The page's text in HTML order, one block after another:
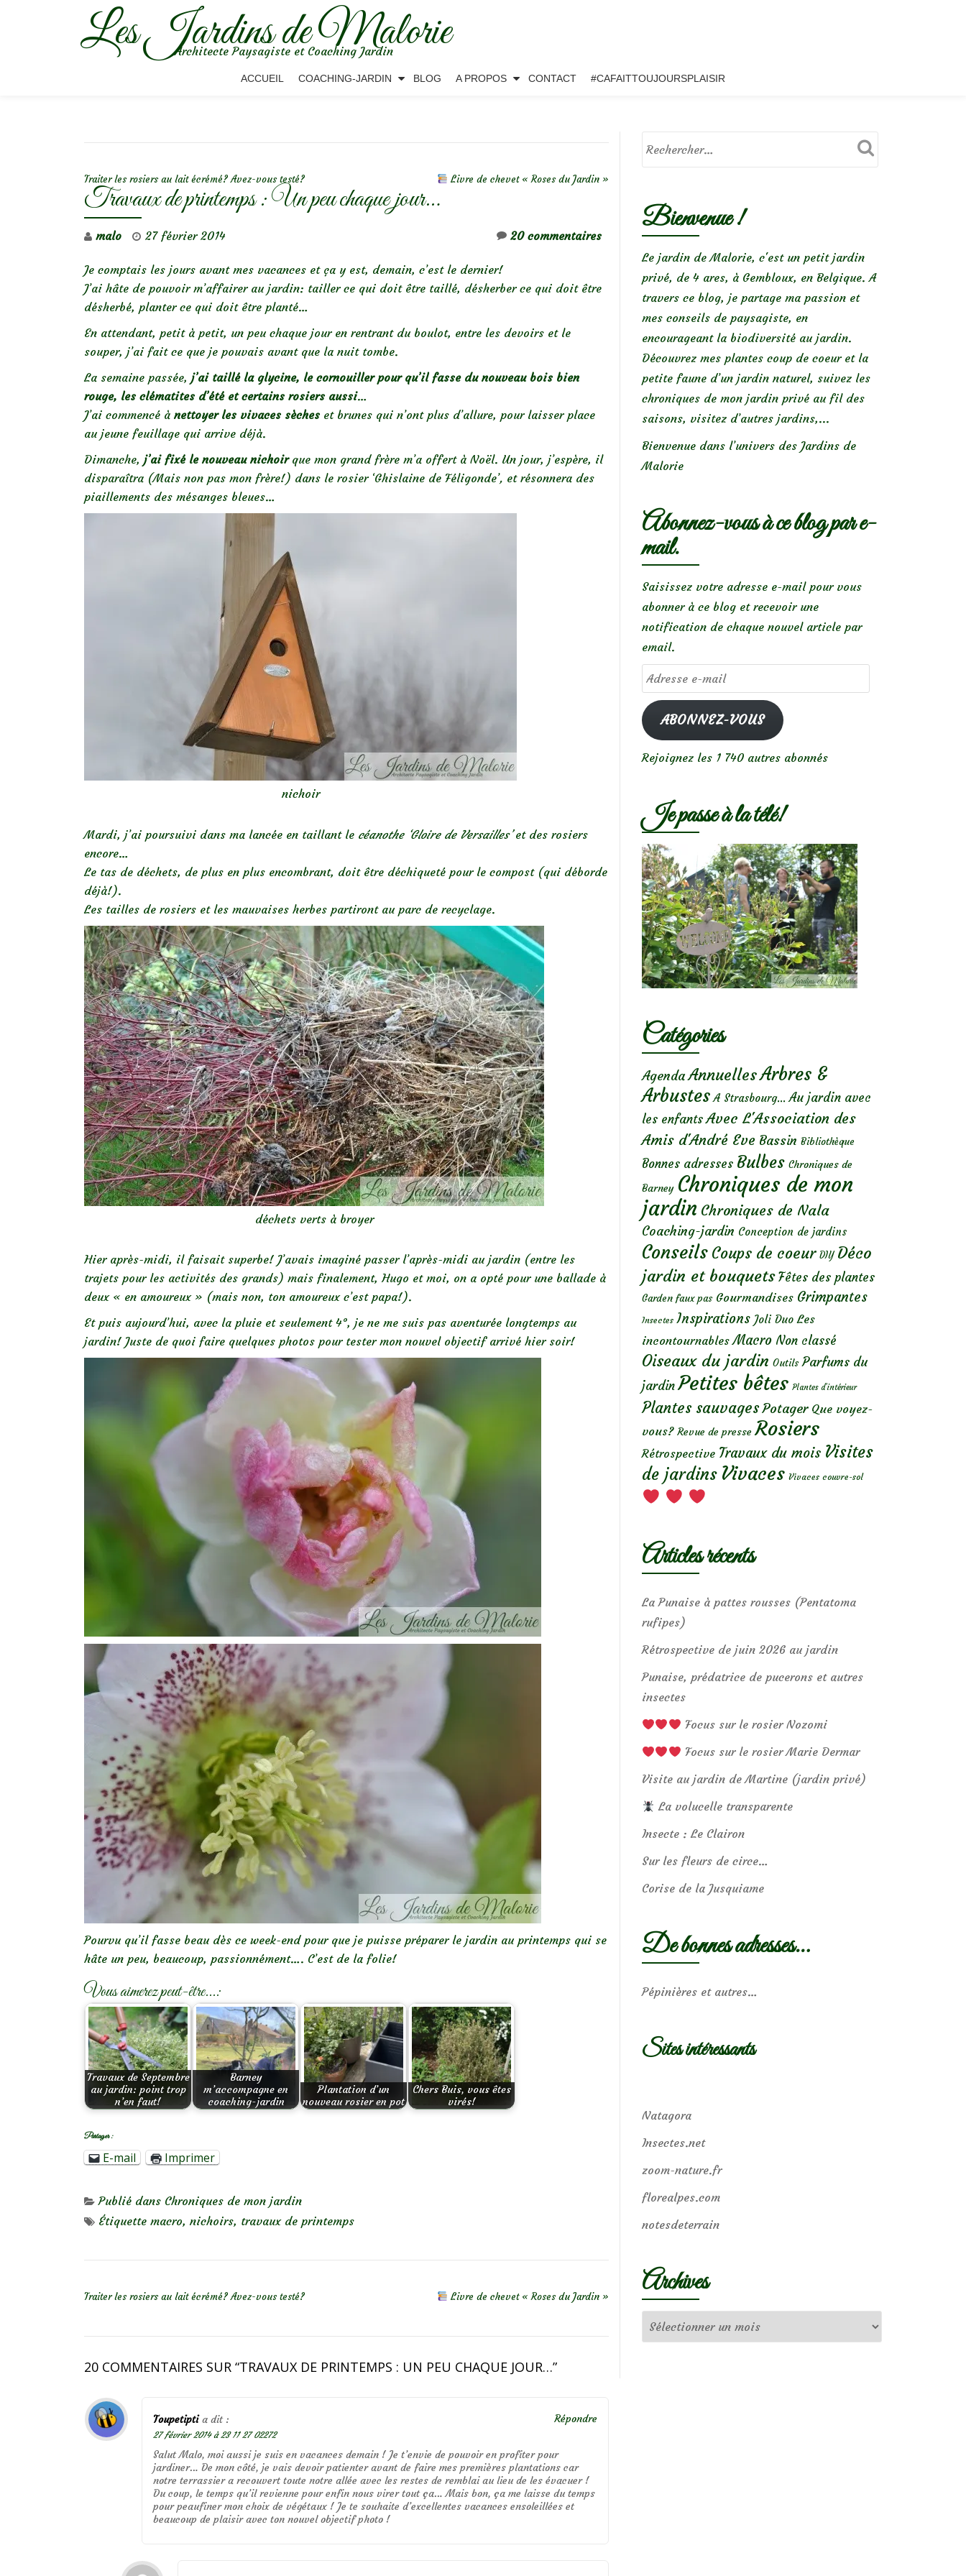
Les Jardins de Malorie
Architecte Paysagiste et Coaching Jardin
ACCUEIL COACHING-JARDIN BLOG A PROPOS CONTACT #CAFAITTOUJOURSPLAISIR
Traiter les rosiers au lait écrémé? Avez-vous testé? Livre de chevet « Roses du Jardin »
Travaux de printemps : Un peu chaque jour…
malo 27 février 2014 20 commentaires
Je comptais les jours avant mes vacances et ça y est, demain, c’est le dernier!
J’ai hâte de pouvoir m’affairer au jardin: tailler ce qui doit être taillé, désherber ce qui doit être
désherbé, planter ce qui doit être planté…
En attendant, petit à petit, un peu chaque jour en rentrant du boulot, entre les devoirs et le
souper, j’ai fait ce que je pouvais avant que la nuit tombe.
La semaine passée, j’ai taillé la glycine, le cornouiller pour qu’il fasse du nouveau bois bien
rouge, les clématites d’été et certains rosiers aussi…
J’ai commencé à nettoyer les vivaces sèches et brunes qui n’ont plus d’allure, pour laisser place
au jeune feuillage qui arrive déjà.
Dimanche, j’ai fixé le nouveau nichoirque mon grand frère m’a offert à Noël. Un jour, j’espère, il
disparaîtra (Mais non pas mon frère!) dans le rosier ‘Ghislaine de Féligonde’, et résonnera des
piaillements des mésanges bleues…
nichoir
Mardi, j’ai poursuivi dans ma lancée en taillant le céanothe ‘Gloire de Versailles’et des rosiers
encore…
Le tas de déchets, de plus en plus encombrant, doit être déchiqueté pour le compost (qui déborde
déjà!).
Les tailles de rosiers et les mauvaises herbes partiront au parc de recyclage.
déchets verts à broyer
Hier après-midi, il faisait superbe! J’avais imaginé passer l’après-midi au jardin (entre les
trajets pour les activités des grands) mais finalement, Hugo et moi, on a opté pour une ballade à
deux « en amoureux » (mais non, ton amoureux c’est papa!).
Et puis aujourd’hui, avec la pluie et seulement 4°, je ne me suis pas aventurée longtemps au
jardin! Juste de quoi faire quelques photos pour tester mon nouvel objectif arrivé hier soir!
Pourvu qu’il fasse beau dès ce week-end pour que je puisse préparer le jardin au printemps qui se
hâte un peu, beaucoup, passionnément…. C’est de la folie!
Vous aimerez peut-être...:
Travaux de Septembre
au jardin: point trop
n’en faut!
Barney
m’accompagne en
coaching-jardin
Plantation d’un
nouveau rosier en pot
Chers Buis, vous êtes
virés!
Partager :
E-mail Imprimer
Publié dans Chroniques de mon jardin
Étiquette macro, nichoirs, travaux de printemps
Traiter les rosiers au lait écrémé? Avez-vous testé? Livre de chevet « Roses du Jardin »
20 COMMENTAIRES SUR “TRAVAUX DE PRINTEMPS : UN PEU CHAQUE JOUR…”
Toupetipti a dit :
27 février 2014 à 23 11 27 02272
Salut Malo, moi aussi je suis en vacances demain ! Je t’envie de pouvoir en profiter pour
jardiner… De mon côté, je vais devoir patienter avant de faire mes premières plantations car
notre terrassier a recouvert toute notre allée avec les restes de remblai au lieu de les évacuer !
Du coup, le temps qu’il revienne pour enfin nous virer tout ça… Mais bon, ça me laisse du temps
pour peaufiner mon choix de végétaux ! Je te souhaite d’excellentes vacances ensoleillées et
beaucoup de plaisir avec ton nouvel objectif photo !
Répondre
Bienvenue !
Le jardin de Malorie, c'est un petit jardin
privé, de 4 ares, à Gembloux, en Belgique. A
travers ce blog, je partage ma passion et
mes conseils de paysagiste, en
encourageant la biodiversité au jardin.
Découvrez mes plantes coup de coeur et la
petite faune d’un jardin naturel, suivez les
chroniques de mon jardin privé au fil des
saisons, visitez d’autres jardins,...
Bienvenue dans l’univers des Jardins de
Malorie
Abonnez-vous à ce blog par e-
mail.
Saisissez votre adresse e-mail pour vous
abonner à ce blog et recevoir une
notification de chaque nouvel article par
email.
Adresse
e-
mailABONNEZ-VOUS
Rejoignez les 1 740 autres abonnés
Je passe à la télé!
Catégories
Agenda AnnuellesArbres &
Arbustes A Strasbourg... Au jardin avec
les enfants Avec L'Association des
Amis d'André Eve Bassin Bibliothèque
Bonnes adresses Bulbes Chroniques de
Barney Chroniques de mon
jardin Chroniques de Nala
Coaching-jardin Conception de jardins
Conseils Coups de coeur DIY Déco
jardin et bouquets Fêtes des plantes
Garden faux pas Gourmandises Grimpantes
Insectes Inspirations Joli Duo Les
incontournables Macro Non classé
Oiseaux du jardin Outils Parfums du
jardin Petites bêtes Plantes d’intérieur
Plantes sauvages Potager Que voyez-
vous? Revue de presse Rosiers
Rétrospective Travaux du mois Visites
de jardins Vivaces Vivaces couvre-sol
Articles récents
La Punaise à pattes rousses (Pentatoma
rufipes)
Rétrospective de juin 2026 au jardin
Punaise, prédatrice de pucerons et autres
insectes
Focus sur le rosier Nozomi
Focus sur le rosier Marie Dermar
Visite au jardin de Martine (jardin privé)
La volucelle transparente
Insecte : Le Clairon
Sur les fleurs de circe…
Corise de la Jusquiame
De bonnes adresses…
Pépinières et autres…
Sites intéressants
Natagora
Insectes.net
zoom-nature.fr
florealpes.com
notesdeterrain
Archives
Archives